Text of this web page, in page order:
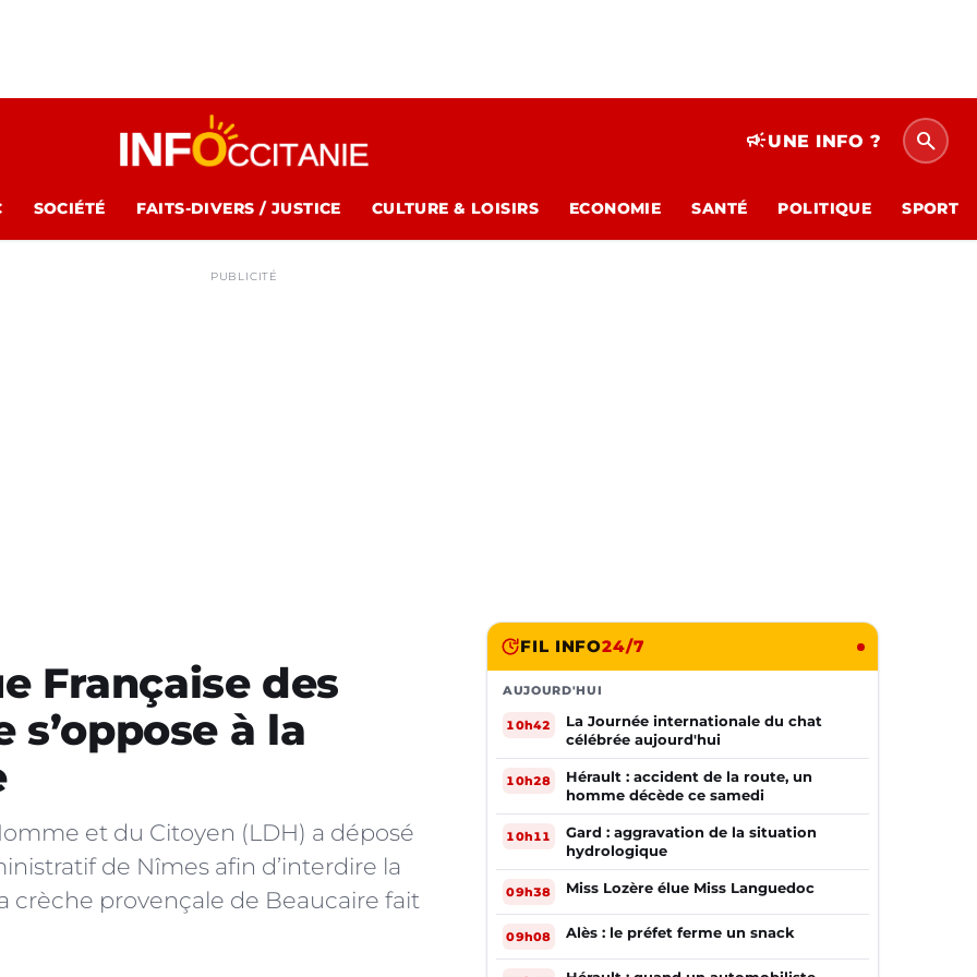
campaignUNE INFO ? search
SOCIÉTÉ FAITS-DIVERS / JUSTICE CULTURE & LOISIRS ECONOMIE SANTÉ POLITIQUE SPORT
PUBLICITÉ
Française des
s’oppose à la
et du Citoyen (LDH) a déposé
de Nîmes afin d’interdire la
crèche provençale de Beaucaire fait
FIL INFO24/7
AUJOURD'HUI
10h42
La Journée internationale du chat
célébrée aujourd'hui
10h28
Hérault : accident de la route, un
homme décède ce samedi
10h11
Gard : aggravation de la situation
hydrologique
09h38 Miss Lozère élue Miss Languedoc
09h08 Alès : le préfet ferme un snack